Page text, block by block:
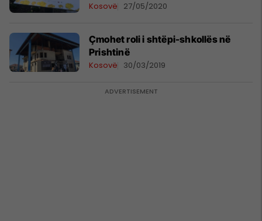
Kosovë 27/05/2020
Çmohet roli i shtëpi-shkollës në
Prishtinë
Kosovë 30/03/2019